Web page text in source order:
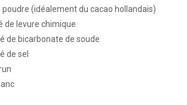
poudre (idéalement du cacao hollandais)
de levure chimique
de bicarbonate de soude
de sel